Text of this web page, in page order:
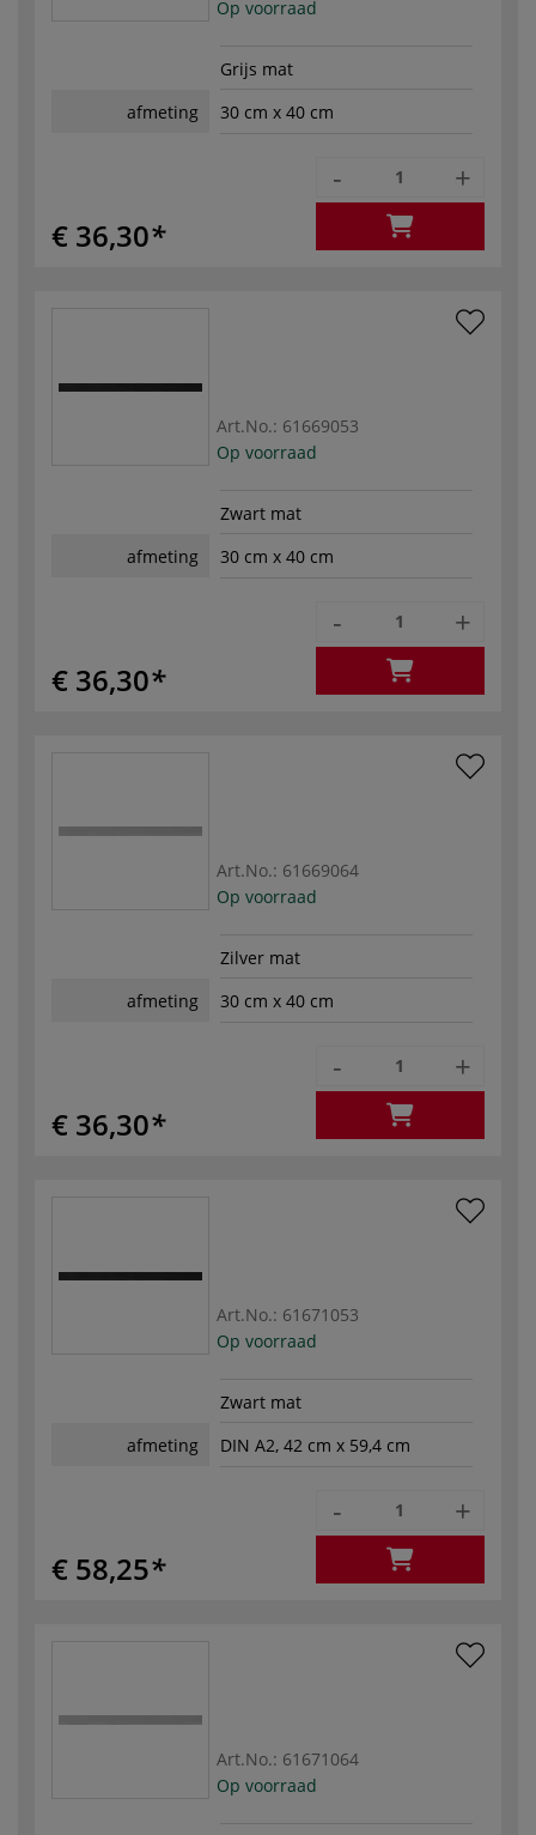
Op voorraad
Grijs mat
afmeting
30 cm x 40 cm
€ 36,30
- +
Art.No.: 61669053
Op voorraad
Zwart mat
afmeting
30 cm x 40 cm
€ 36,30
- +
Art.No.: 61669064
Op voorraad
Zilver mat
afmeting
30 cm x 40 cm
€ 36,30
- +
Art.No.: 61671053
Op voorraad
Zwart mat
afmeting
DIN A2, 42 cm x 59,4 cm
€ 58,25
- +
Art.No.: 61671064
Op voorraad